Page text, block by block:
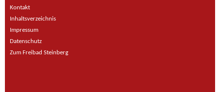
Kontakt
Inhaltsverzeichnis
Impressum
Datenschutz
Zum Freibad Steinberg